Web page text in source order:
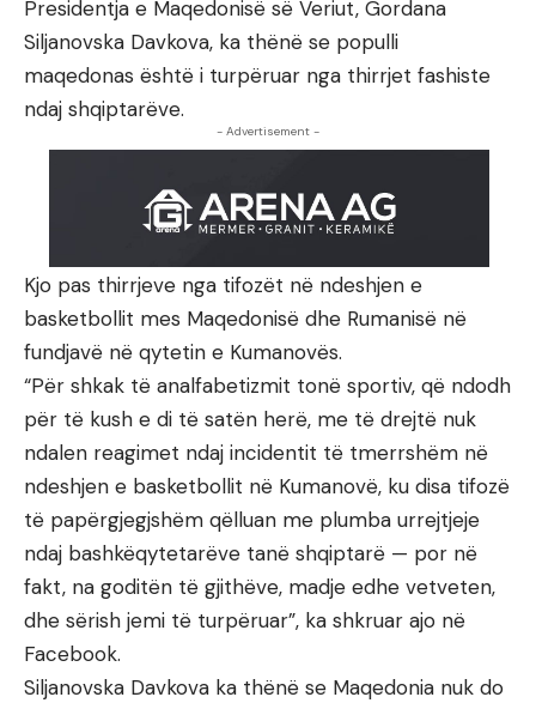
Presidentja e Maqedonisë së Veriut, Gordana
Siljanovska Davkova, ka thënë se populli
maqedonas është i turpëruar nga thirrjet fashiste
ndaj shqiptarëve.
- Advertisement -
Kjo pas thirrjeve nga tifozët në ndeshjen e
basketbollit mes Maqedonisë dhe Rumanisë në
fundjavë në qytetin e Kumanovës.
“Për shkak të analfabetizmit tonë sportiv, që ndodh
për të kush e di të satën herë, me të drejtë nuk
ndalen reagimet ndaj incidentit të tmerrshëm në
ndeshjen e basketbollit në Kumanovë, ku disa tifozë
të papërgjegjshëm qëlluan me plumba urrejtjeje
ndaj bashkëqytetarëve tanë shqiptarë — por në
fakt, na goditën të gjithëve, madje edhe vetveten,
dhe sërish jemi të turpëruar”, ka shkruar ajo në
Facebook.
Siljanovska Davkova ka thënë se Maqedonia nuk do